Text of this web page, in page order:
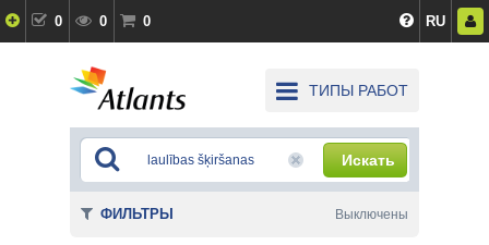
0 0 0 RU
ТИПЫ РАБОТ
Искать
ФИЛЬТРЫ Выключены